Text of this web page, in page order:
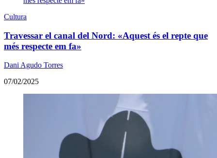
Cultura
Travessar el canal del Nord: «Aquest és el repte que
més respecte em fa»
Dani Agudo Torres
07/02/2025